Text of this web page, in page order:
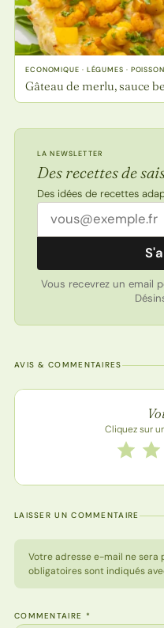
ECONOMIQUE · LÉGUMES ·
Gâteau de merlu, sauce
LA NEWSLETTER
Des recettes de
Des idées de recettes
Adresse email
Vous recevrez un email
AVIS & COMMENTAIRES
Note de la recette
Cliquez sur
Notez2
1
LAISSER UN COMMENTAIRE
Votre adresse e-mail ne sera
obligatoires sont indiqués
COMMENTAIRE *